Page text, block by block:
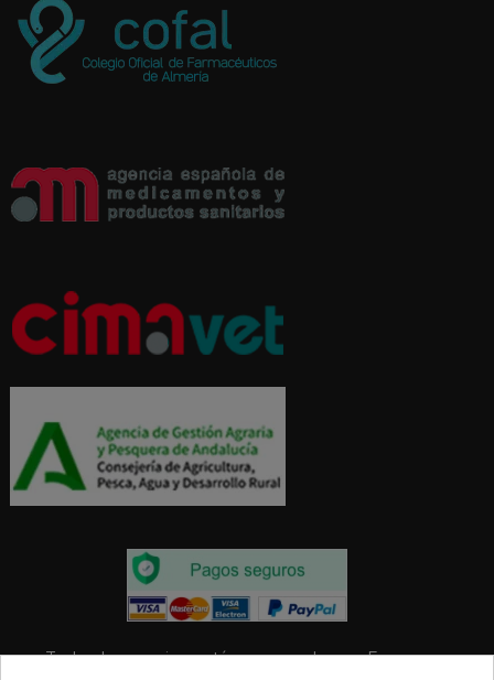
Todos los precios estás expresados en Euros e